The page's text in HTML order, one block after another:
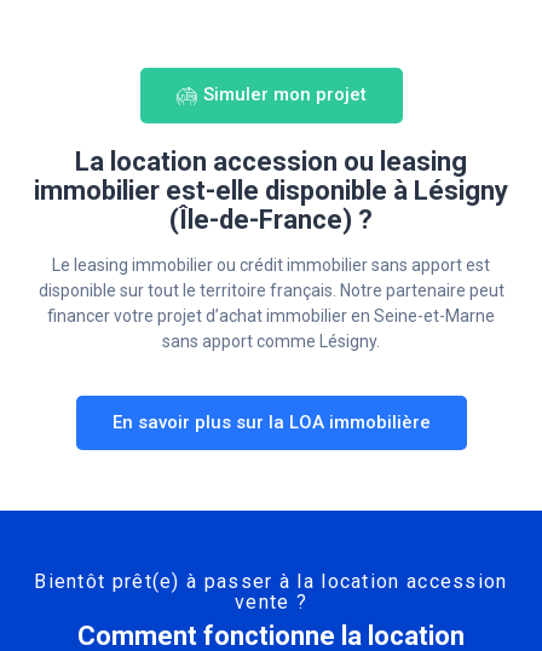
Simuler mon projet
La location accession ou leasing
immobilier est-elle disponible à Lésigny
(Île-de-France) ?
Le leasing immobilier ou crédit immobilier sans apport est
disponible sur tout le territoire français. Notre partenaire peut
financer votre projet d’achat immobilier en Seine-et-Marne
sans apport comme Lésigny.
En savoir plus sur la LOA immobilière
Bientôt prêt(e) à passer à la location accession
vente ?
Comment fonctionne la location